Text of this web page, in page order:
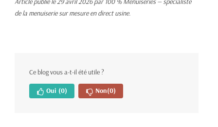
de la menuiserie sur mesure en direct usine.
Ce blog vous a-t-il été utile ?
Oui (0) Non(0)